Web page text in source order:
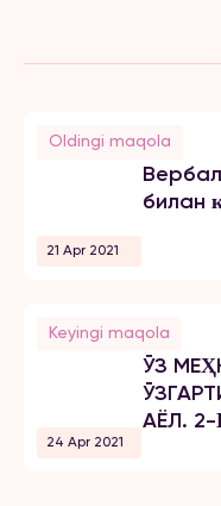
Oldingi maqola
21 Apr 2021
билан
Keyingi maqola
24 Apr 2021
ЎЗ
АЁЛ.